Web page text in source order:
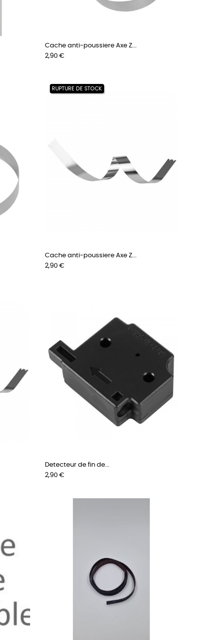
Cache anti-poussiere Axe Z...
Prix
2,90 €
RUPTURE DE STOCK
Cache anti-poussiere Axe Z...
Prix
2,90 €
Detecteur de fin de...
Prix
2,90 €